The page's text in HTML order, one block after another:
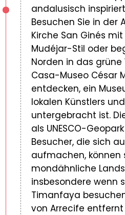
andalusisch
Besuchen Sie in
Kirche San Ginés
Mudéjar-Stil oder
Norden in das grüne
Casa-Museo César
entdecken, ein
lokalen Künstlers
untergebracht ist.
als UNESCO-
Besucher, die sich
aufmachen, können
mondähnliche
insbesondere wenn
Timanfaya
von Arrecife